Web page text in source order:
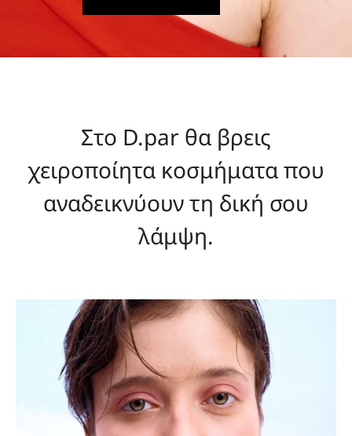
Στο D.par θα βρεις
χειροποίητα κοσμήματα που
αναδεικνύουν τη δική σου
λάμψη.